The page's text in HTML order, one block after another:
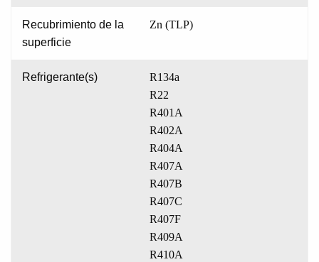
Recubrimiento de la
superficie
Zn (TLP)
Refrigerante(s)
R134a
R22
R401A
R402A
R404A
R407A
R407B
R407C
R407F
R409A
R410A